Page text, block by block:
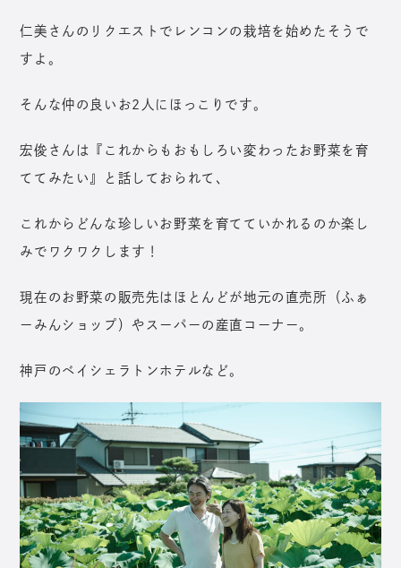
仁美さんのリクエストでレンコンの栽培を始めたそうで
すよ。
そんな仲の良いお2人にほっこりです。
宏俊さんは『これからもおもしろい変わったお野菜を育
ててみたい』と話しておられて、
これからどんな珍しいお野菜を育てていかれるのか楽し
みでワクワクします！
現在のお野菜の販売先はほとんどが地元の直売所（ふぁ
ーみんショップ）やスーパーの産直コーナー。
神戸のベイシェラトンホテルなど。